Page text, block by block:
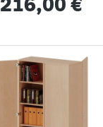
216,00 €